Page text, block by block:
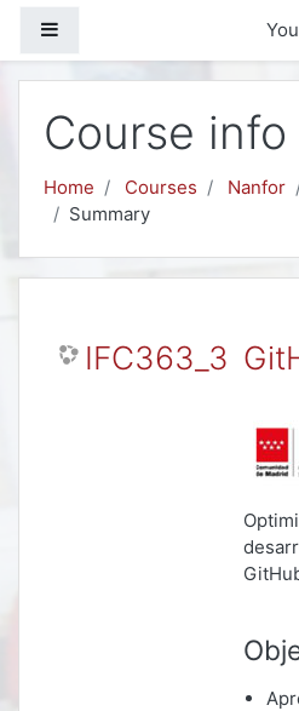
Course info
Home Courses Nanfor
Summary
IFC363_3